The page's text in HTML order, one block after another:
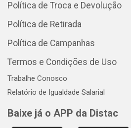
Política de Troca e Devolução
Política de Retirada
Política de Campanhas
Termos e Condições de Uso
Trabalhe Conosco
Relatório de Igualdade Salarial
Baixe já o APP da Distac